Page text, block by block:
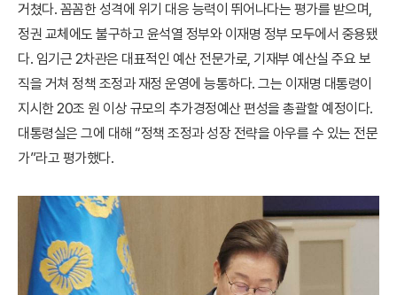
거쳤다. 꼼꼼한 성격에 위기 대응 능력이 뛰어나다는 평가를 받으며,
정권 교체에도 불구하고 윤석열 정부와 이재명 정부 모두에서 중용됐
다. 임기근 2차관은 대표적인 예산 전문가로, 기재부 예산실 주요 보
직을 거쳐 정책 조정과 재정 운영에 능통하다. 그는 이재명 대통령이
지시한 20조 원 이상 규모의 추가경정예산 편성을 총괄할 예정이다.
대통령실은 그에 대해 “정책 조정과 성장 전략을 아우를 수 있는 전문
가”라고 평가했다.